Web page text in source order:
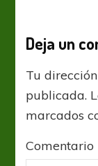
Deja un
Tu
publicada.
marcados
Comentario